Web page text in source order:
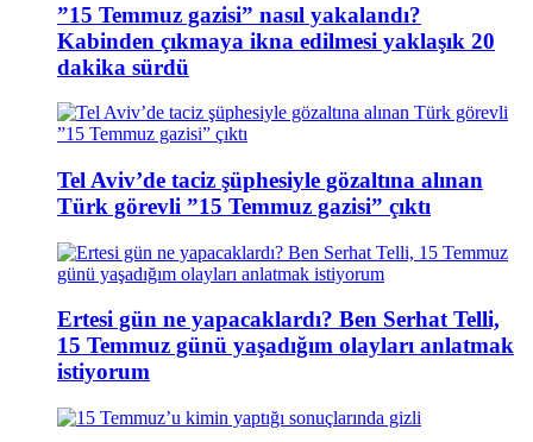
”15 Temmuz gazisi” nasıl yakalandı?
Kabinden çıkmaya ikna edilmesi yaklaşık 20
dakika sürdü
Tel Aviv’de taciz şüphesiyle gözaltına alınan
Türk görevli ”15 Temmuz gazisi” çıktı
Ertesi gün ne yapacaklardı? Ben Serhat Telli,
15 Temmuz günü yaşadığım olayları anlatmak
istiyorum